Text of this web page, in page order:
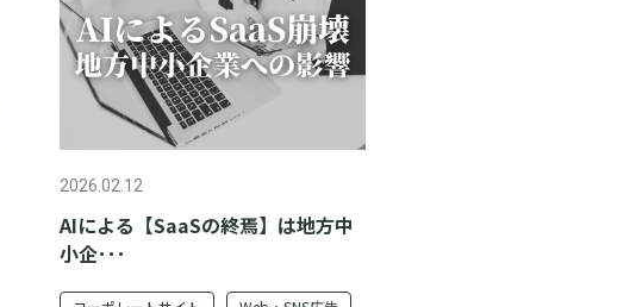
2026.02.12
AIによる【SaaSの終焉】は地方中
小企･･･